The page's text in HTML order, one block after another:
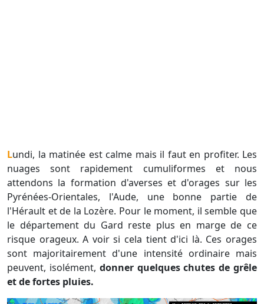
Lundi, la matinée est calme mais il faut en profiter. Les
nuages sont rapidement cumuliformes et nous
attendons la formation d'averses et d'orages sur les
Pyrénées-Orientales, l'Aude, une bonne partie de
l'Hérault et de la Lozère. Pour le moment, il semble que
le département du Gard reste plus en marge de ce
risque orageux. A voir si cela tient d'ici là. Ces orages
sont majoritairement d'une intensité ordinaire mais
peuvent, isolément, donner quelques chutes de grêle
et de fortes pluies.